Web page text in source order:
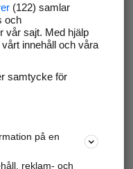
(122) samlar
och
vår sajt. Med hjälp
innehåll och våra
samtycke för
på en
reklam- och